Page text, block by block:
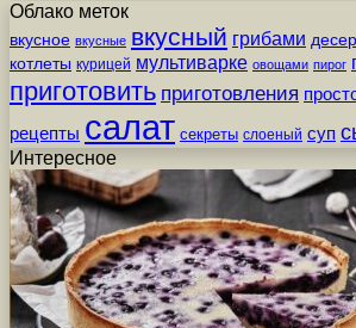
Облако меток
вкусное вкусные вкусный грибами
котлеты курицей мультиварке овощами пирог
приготовить приготовления
рецепты салат секреты слоеный суп
Интересное